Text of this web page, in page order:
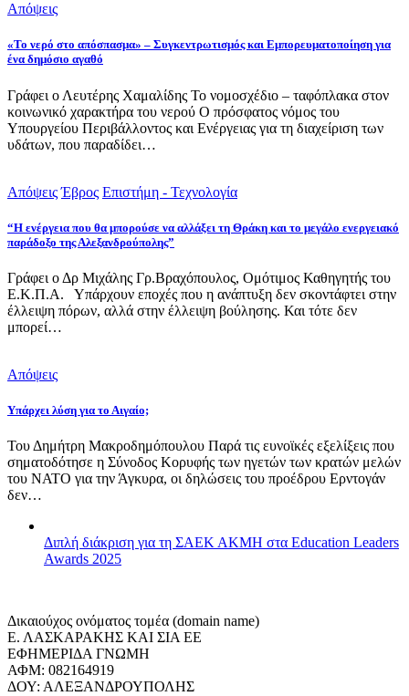
Απόψεις
«Το νερό στο απόσπασμα» – Συγκεντρωτισμός και Εμπορευματοποίηση για
ένα δημόσιο αγαθό
Γράφει ο Λευτέρης Χαμαλίδης Το νομοσχέδιο – ταφόπλακα στον
κοινωνικό χαρακτήρα του νερού Ο πρόσφατος νόμος του
Υπουργείου Περιβάλλοντος και Ενέργειας για τη διαχείριση των
υδάτων, που παραδίδει…
Απόψεις Έβρος Επιστήμη - Τεχνολογία
“Η ενέργεια που θα μπορούσε να αλλάξει τη Θράκη και το μεγάλο ενεργειακό
παράδοξο της Αλεξανδρούπολης”
Γράφει ο Δρ Μιχάλης Γρ.Βραχόπουλος, Ομότιμος Καθηγητής του
Ε.Κ.Π.Α. Υπάρχουν εποχές που η ανάπτυξη δεν σκοντάφτει στην
έλλειψη πόρων, αλλά στην έλλειψη βούλησης. Και τότε δεν
μπορεί…
Απόψεις
Υπάρχει λύση για το Αιγαίο;
Του Δημήτρη Μακροδημόπουλου Παρά τις ευνοϊκές εξελίξεις που
σηματοδότησε η Σύνοδος Κορυφής των ηγετών των κρατών μελών
του ΝΑΤΟ για την Άγκυρα, οι δηλώσεις του προέδρου Ερντογάν
δεν…
Διπλή διάκριση για τη ΣΑΕΚ ΑΚΜΗ στα Education Leaders
Awards 2025
Δικαιούχος ονόματος τομέα (domain name)
Ε. ΛΑΣΚΑΡΑΚΗΣ ΚΑΙ ΣΙΑ ΕΕ
ΕΦΗΜΕΡΙΔΑ ΓΝΩΜΗ
ΑΦΜ: 082164919
ΔΟΥ: ΑΛΕΞΑΝΔΡΟΥΠΟΛΗΣ